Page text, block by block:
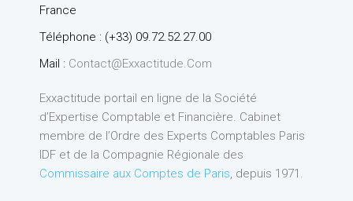
France
Téléphone : (+33) 09.72.52.27.00
Mail : Contact@exxactitude.com
Exxactitude portail en ligne de la Société
d’Expertise Comptable et Financière. Cabinet
membre de l’Ordre des Experts Comptables Paris
IDF et de la Compagnie Régionale des
Commissaire aux Comptes de Paris, depuis 1971.